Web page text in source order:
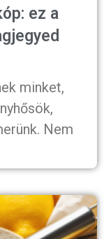
ez a
minket,
Nem